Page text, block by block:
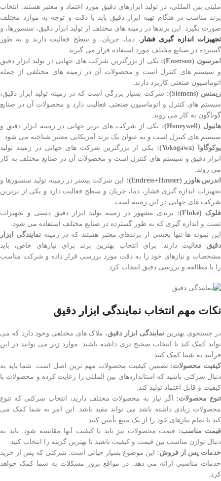
ملیتی بین المللی، در تولید ابزارهای دقیق مورد اعتماد و معتبر هستند. انتخاب
برند مناسب در هنگام تهیه ابزار دقیق باید با دقت و توجه به موارد مختلف
صورت بگیرد. این برندها در زمینه های مختلف از تولید ابزار دقیق، سنسورها، و
تجهیزات اندازه گیری فشار ، دما، جریان، و سطح فعالیت دارند و به طور
گسترده در صنایع مختلف مورد استفاده قرار می گیرند.
امرسون (Emerson):
یکی از بزرگترین شرکت های جهانی در تولید ابزار دقیق
و سیستم های کنترل است و محصولات آن در زمینه های مختلفی از جمله
اتوماسیون صنعتی کاربرد دارند.
زیمنس (Siemens):
شرکت بسیار بزرگی است که در زمینه تولید ابزار دقیق،
سیستم های کنترل و اتوماسیون صنعتی فعالیت دارد و محصولات آن در صنایع
گوناگون به کار می روند.
هانیول (Honeywell):
یکی از شرکت های برتر جهانی در زمینه ابزار دقیق و
سیستم های کنترل است و به عنوان یک برند آمریکایی معتبر شناخته می شود.
یوکوگاوا (Yokogawa):
یکی از بزرگترین شرکت های جهانی در زمینه تولید
ابزار دقیق و سیستم های کنترل است و محصولات آن در صنایع مختلف به کار
می روند.
اندرس هاوزر (Endress+Hauser):
این شرکت بیشتر در زمینه تولید سنسورها و
تجهیزات اندازه گیری فشار، دما، جریان و سطح فعالیت دارد و یکی از برترین
شرکت های جهانی در این زمینه است.
فلوک (Fluke):
برندی مشهور در زمینه تولید ابزار دقیق دستی و تجهیزات
تست و اندازه گیری که به طور گسترده در صنایع مختلف استفاده می شود.
این نمونه ها تنها بخشی از برندهای معتبر هستند که در زمینهنمایندگی ابزار
دقیق فعالیت دارند. برای انتخاب بهترین برند برای نیازهای خاص، باید
مشخصات و نیازهای خود را به دقت مورد بررسی قرار داده و شرکت مناسب
را با مطالعه و بررسی دقیق انتخاب کرد.
نکات مهم انتخاب نمایندگی ابزار دقیق
در جستجوی بهترین نمایندگی ابزار دقیق، ملاک های مختلفی وجود دارد که می
تواند کمک کند تا انتخاب صحیح تری داشته باشید. موارد زیر می توانند در این
فرآیند به شما کمک کنند:
کیفیت محصولات: تضمین کیفیت محصولات مهم ترین اصل است. شما باید به
دنبال شرکتی باشید که استانداردهای بین المللی را رعایت کرده و محصولات با
کیفیت و قابل اعتماد تولید کند.
تنوع محصولات: اگر نیاز به محصولات مختلف دارید، انتخاب شرکتی که تنوع
محصولات زیادی داشته باشد می تواند مفید باشد. این امر به شما کمک می
کند تا تمام نیازهای خود را از یک منبع تأمین کنید.
قیمت مناسب: قیمت محصولات نیز باید با کیفیت آنها مقایسه شود. باید به
دنبال توازن مناسب بین قیمت و کیفیت باشید تا بهترین گزینه را انتخاب کنید.
خدمات پس از فروش: این موضوع بسیار حیاتی است. شرکتی که پس از خرید
خدمات مناسبی ارائه می دهد، در مواقع بروز مشکلات به شما کمک خواهد
کرد.